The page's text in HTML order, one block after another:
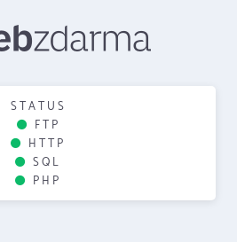
STATUS
FTP
HTTP
SQL
PHP